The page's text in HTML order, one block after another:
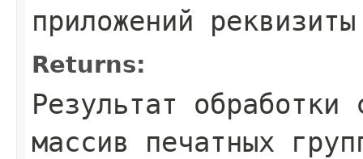
приложений
Returns:
Результат обработки
массив печатных